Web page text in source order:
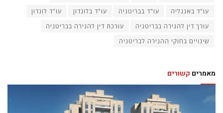
עו"ד באנגליה
עו"ד בבריטניה עו"ד בלונדון
עו"ד לונדון
עורך דין להגירה בבריטניה
עורכת דין להגירה בבריטניה
שינויים בחוקי ההגירה לבריטניה
מאמרים קשורים